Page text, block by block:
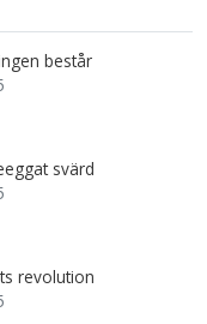
består
svärd
revolution